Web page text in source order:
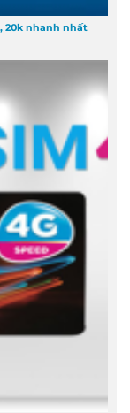
20k nhanh nhất